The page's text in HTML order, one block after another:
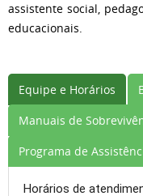
assistente social,
educacionais.
Equipe e Horários
Manuais de
Programa de